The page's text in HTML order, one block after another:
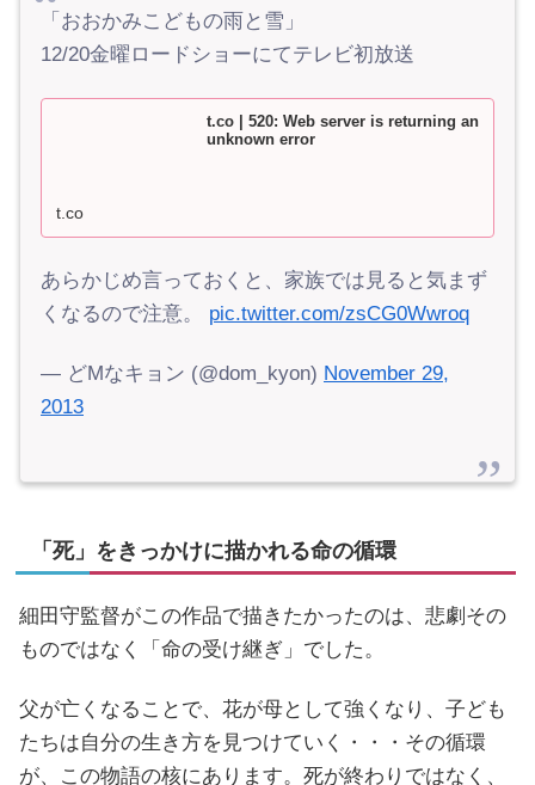
「おおかみこどもの雨と雪」
12/20金曜ロードショーにてテレビ初放送
t.co | 520: Web server is returning an
unknown error
t.co
あらかじめ言っておくと、家族では見ると気まず
くなるので注意。 pic.twitter.com/zsCG0Wwroq
— どMなキョン (@dom_kyon) November 29,
2013
「死」をきっかけに描かれる命の循環
細田守監督がこの作品で描きたかったのは、悲劇その
ものではなく「命の受け継ぎ」でした。
父が亡くなることで、花が母として強くなり、子ども
たちは自分の生き方を見つけていく・・・その循環
が、この物語の核にあります。死が終わりではなく、